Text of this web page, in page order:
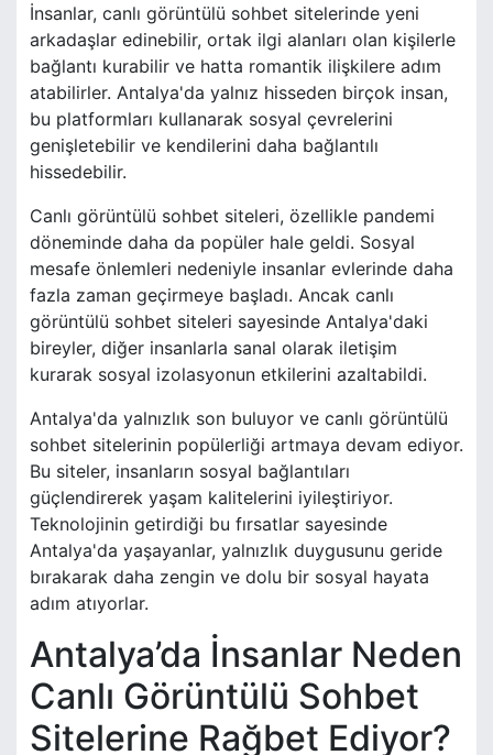
İnsanlar, canlı görüntülü sohbet sitelerinde yeni
arkadaşlar edinebilir, ortak ilgi alanları olan kişilerle
bağlantı kurabilir ve hatta romantik ilişkilere adım
atabilirler. Antalya'da yalnız hisseden birçok insan,
bu platformları kullanarak sosyal çevrelerini
genişletebilir ve kendilerini daha bağlantılı
hissedebilir.
Canlı görüntülü sohbet siteleri, özellikle pandemi
döneminde daha da popüler hale geldi. Sosyal
mesafe önlemleri nedeniyle insanlar evlerinde daha
fazla zaman geçirmeye başladı. Ancak canlı
görüntülü sohbet siteleri sayesinde Antalya'daki
bireyler, diğer insanlarla sanal olarak iletişim
kurarak sosyal izolasyonun etkilerini azaltabildi.
Antalya'da yalnızlık son buluyor ve canlı görüntülü
sohbet sitelerinin popülerliği artmaya devam ediyor.
Bu siteler, insanların sosyal bağlantıları
güçlendirerek yaşam kalitelerini iyileştiriyor.
Teknolojinin getirdiği bu fırsatlar sayesinde
Antalya'da yaşayanlar, yalnızlık duygusunu geride
bırakarak daha zengin ve dolu bir sosyal hayata
adım atıyorlar.
Antalya’da İnsanlar Neden
Canlı Görüntülü Sohbet
Sitelerine Rağbet Ediyor?